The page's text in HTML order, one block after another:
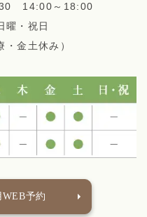
14:00～18:00
曜・祝日
・金土休み）
予約